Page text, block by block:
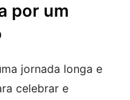
por um
jornada longa e
celebrar e